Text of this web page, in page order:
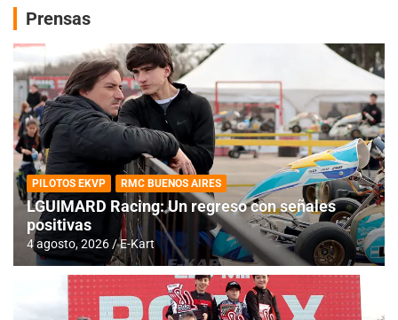
Prensas
PILOTOS EKVP RMC BUENOS AIRES
LGUIMARD Racing: Un regreso con señales
positivas
4 agosto, 2026 E-Kart